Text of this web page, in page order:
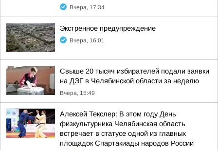
Вчера, 17:34
Экстренное предупреждение
Вчера, 16:01
Свыше 20 тысяч избирателей подали заявки
на ДЭГ в Челябинской области за неделю
Вчера, 15:49
Алексей Текслер: В этом году День
физкультурника Челябинская область
встречает в статусе одной из главных
площадок Спартакиады народов России